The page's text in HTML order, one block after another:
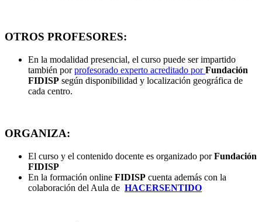
OTROS PROFESORES:
En la modalidad presencial, el curso puede ser impartido
también porprofesorado experto acreditado porFundación
FIDISP según disponibilidad y localización geográfica de
cada centro.
ORGANIZA:
El curso y el contenido docente es organizado porFundación
FIDISP
En la formación online FIDISP cuenta además con la
colaboración del Aula de HACERSENTIDO